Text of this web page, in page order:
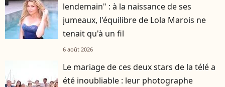
lendemain" : à la naissance de ses
jumeaux, l'équilibre de Lola Marois ne
tenait qu'à un fil
6 août 2026
Le mariage de ces deux stars de la télé a
été inoubliable : leur photographe